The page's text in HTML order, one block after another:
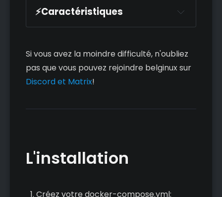
⚡Caractéristiques
🌱 Libre, gratuit & open-source
🔐 focalisé sur la souveraineté des
données : votre contenu, votre
audience et vos statiistiques vous
appartiennent, et à vous seulement
GUID, verrouillage, transcriptions,
💬 Réseau social intégré :
Si vous avez la moindre difficulté, n'oubliez
pas que vous pouvez rejoindre belginux sur
Discord et Matrix!
L'installation
Créez votre docker-compose.yml: